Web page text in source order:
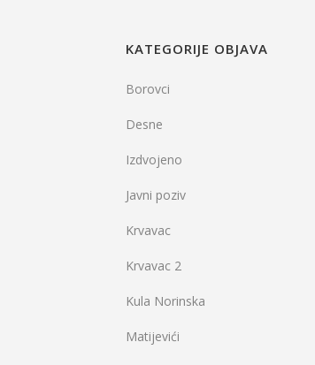
KATEGORIJE OBJAVA
Borovci
Desne
Izdvojeno
Javni poziv
Krvavac
Krvavac 2
Kula Norinska
Matijevići